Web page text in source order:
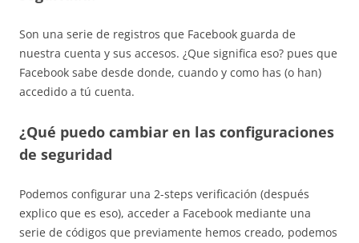
Son una serie de registros que Facebook guarda de
nuestra cuenta y sus accesos. ¿Que significa eso? pues que
Facebook sabe desde donde, cuando y como has (o han)
accedido a tú cuenta.
¿Qué puedo cambiar en las configuraciones
de seguridad
Podemos configurar una 2-steps verificación (después
explico que es eso), acceder a Facebook mediante una
serie de códigos que previamente hemos creado, podemos